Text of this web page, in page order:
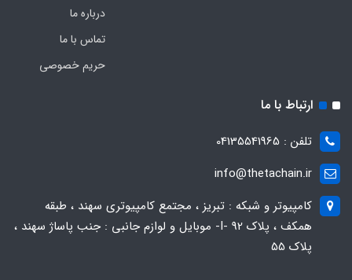
درباره ما
تماس با ما
حریم خصوصی
ارتباط با ما
تلفن : 04135541965
info@thetachain.ir
کامپیوتر و شبکه : تبریز ، مجتمع کامپیوتری سهند ، طبقه
همکف ، پلاک 92 -I- موبایل و لوازم جانبی : جنب پاساژ سهند ،
پلاک 55